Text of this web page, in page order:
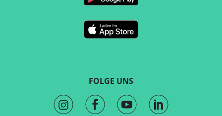
FOLGE UNS